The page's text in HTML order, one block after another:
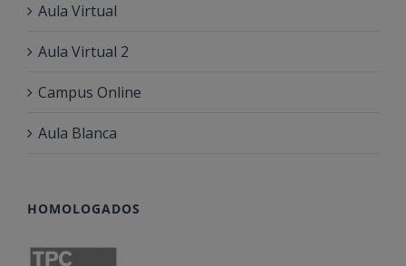
Aula Virtual
Aula Virtual 2
Campus Online
Aula Blanca
HOMOLOGADOS